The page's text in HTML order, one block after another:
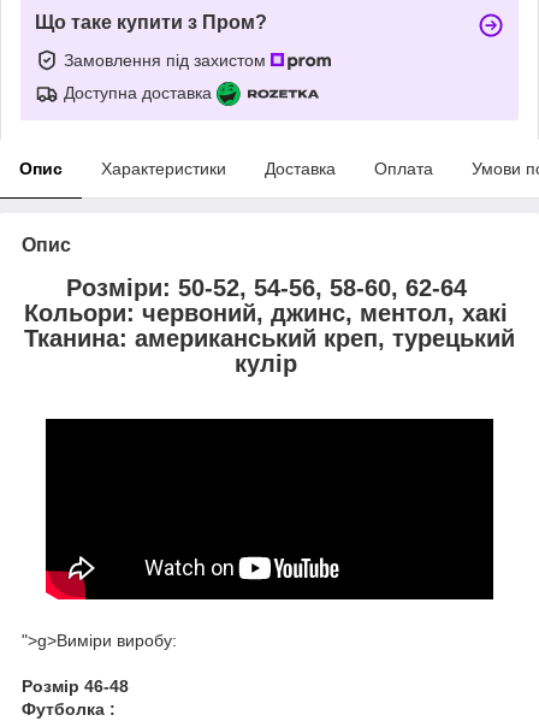
Що таке купити з Пром?
Замовлення під захистом
Доступна доставка
Опис Характеристики Доставка Оплата Умови
Опис
Розміри: 50-52, 54-56, 58-60, 62-64
Кольори: червоний, джинс, ментол, хакі
Тканина: американський креп, турецький
кулір
">g>Виміри виробу:
Розмір 46-48
Футболка :